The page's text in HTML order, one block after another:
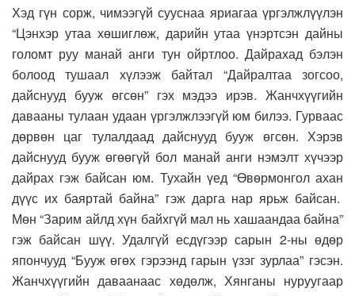
Хэд гүн сорж, чимээгүй сууснаа яриагаа үргэлжлүүлэн
“Цэнхэр утаа хөшиглөж, дарийн утаа үнэртсэн дайны
голомт руу манай анги тун ойртлоо. Дайрахад бэлэн
болоод тушаал хүлээж байтал “Дайралтаа зогсоо,
дайснууд бууж өгсөн” гэх мэдээ ирэв. Жанчхүүгийн
давааны тулаан удаан үргэлжлээгүй юм билээ. Гурваас
дөрвөн цаг тулалдаад дайснууд бууж өгсөн. Хэрэв
дайснууд бууж өгөөгүй бол манай анги нэмэлт хүчээр
дайрах гэж байсан юм. Тухайн үед “Өвөрмонгол ахан
дүүс их баяртай байна” гэж дарга нар ярьж байсан.
Мөн “Зарим айлд хүн байхгүй мал нь хашаандаа байна”
гэж байсан шүү. Удалгүй есдүгээр сарын 2-ны өдөр
япончууд “Бууж өгөх гэрээнд гарын үзэг зурлаа” гэсэн.
Жанчхүүгийн даваанаас хөдөлж, Хянганы нуруугаар